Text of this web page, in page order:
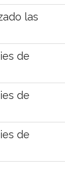
las
de
de
de